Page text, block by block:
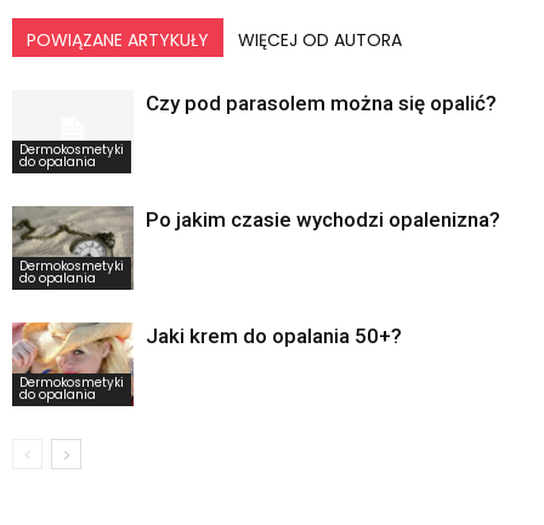
POWIĄZANE ARTYKUŁY WIĘCEJ OD AUTORA
Dermokosmetyki
do opalania
Czy pod parasolem można się opalić?
Dermokosmetyki
do opalania
Po jakim czasie wychodzi opalenizna?
Dermokosmetyki
do opalania
Jaki krem do opalania 50+?